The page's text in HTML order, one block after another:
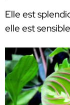
Elle est
elle est